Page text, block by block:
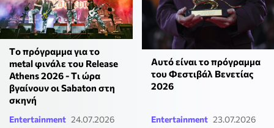
Tο πρόγραμμα για το
metal φινάλε του Release
Athens 2026 - Tι ώρα
βγαίνουν οι Sabaton στη
σκηνή
Entertainment 24.07.2026
Αυτό είναι το πρόγραμμα
του Φεστιβάλ Βενετίας
2026
Entertainment 23.07.2026